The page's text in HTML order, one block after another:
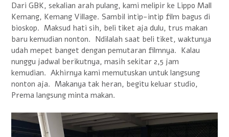
Dari GBK, sekalian arah pulang, kami melipir ke Lippo Mall
Kemang, Kemang Village. Sambil intip-intip film bagus di
bioskop. Maksud hati sih, beli tiket aja dulu, trus makan
baru kemudian nonton. Ndilalah saat beli tiket, waktunya
udah mepet banget dengan pemutaran filmnya. Kalau
nunggu jadwal berikutnya, masih sekitar 2,5 jam
kemudian. Akhirnya kami memutuskan untuk langsung
nonton aja. Makanya tak heran, begitu keluar studio,
Prema langsung minta makan.